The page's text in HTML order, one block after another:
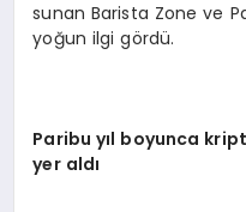
sunan Barista Zone ve
yoğun ilgi gördü.
Paribu yıl boyunca
yer aldı